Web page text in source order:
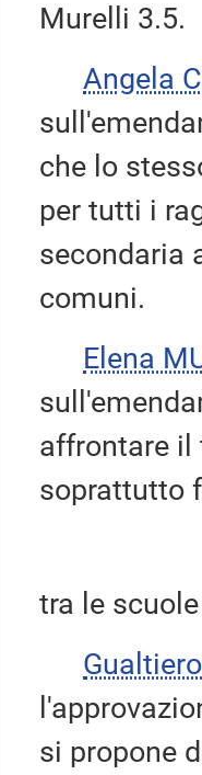
Murelli 3.5.
Angela
che lo
per tutti i
secondaria
comuni.
Elena
affrontare il
soprattutto
tra le
si propone